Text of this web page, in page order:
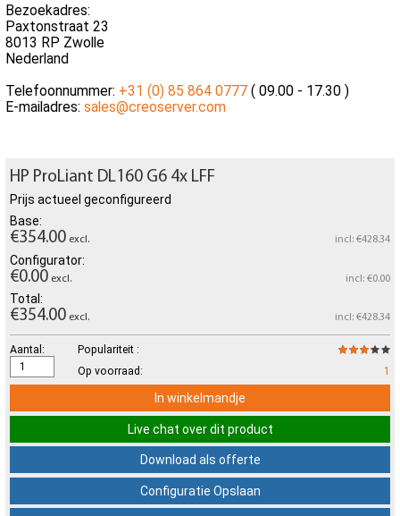
Bezoekadres:
Paxtonstraat 23
8013 RP Zwolle
Nederland
Telefoonnummer: +31 (0) 85 864 0777 ( 09.00 - 17.30 )
E-mailadres: sales@creoserver.com
HP ProLiant DL160 G6 4x LFF
Prijs actueel geconfigureerd
Base:
€354.00 excl. incl: €428.34
Configurator:
€0.00 excl. incl: €0.00
Total:
€354.00 excl. incl: €428.34
Aantal:
Populariteit :
Op voorraad:
1
In winkelmandje
Live chat over dit product
Download als offerte
Configuratie Opslaan